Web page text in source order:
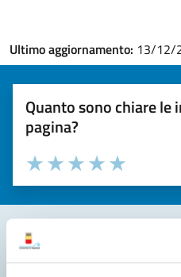
Ultimo aggiornamento: 13/12/
Quanto sono chiare
pagina?
Valuta la chiarezza delle
Seleziona il numero di
Valuta 5
Valuta 4 stelle
Valuta 3 stelle su 5
Valuta 2 stelle su 5
Valuta 1 stelle su 5